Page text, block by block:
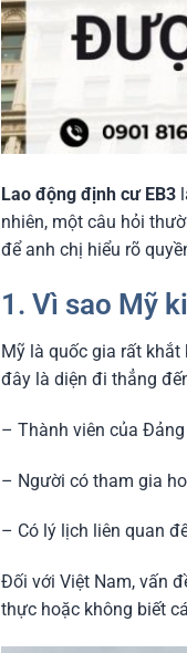
Lao động định cư EB3
nhiên, một câu hỏi
để anh chị hiểu rõ
1. Vì sao Mỹ
Mỹ là quốc gia rất
đây là diện đi thẳng
– Thành viên của
– Người có tham gia
– Có lý lịch liên quan
Đối với Việt Nam, vấn
thực hoặc không biết